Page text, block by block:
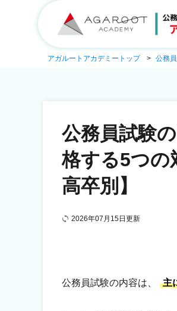
アガルートアカデミートップ 公務員
公務員試験
格する5つの
高卒別】
2026年07月15日更新
公務員試験の内容は、 主